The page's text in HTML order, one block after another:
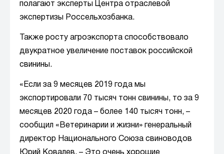
полагают эксперты Центра отраслевой
экспертизы Россельхозбанка.
Также росту агроэкспорта способствовало
двукратное увеличение поставок российской
свинины.
«Если за 9 месяцев 2019 года мы
экспортировали 70 тысяч тонн свинины, то за 9
месяцев 2020 года – более 140 тысяч тонн, –
сообщил «Ветеринарии и жизни» генеральный
директор Национального Союза свиноводов